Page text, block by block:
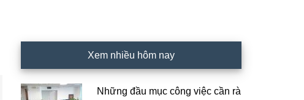
Xem nhiều hôm nay
Những đầu mục công việc cần rà